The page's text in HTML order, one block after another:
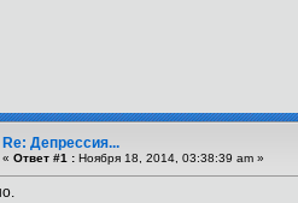
Re: Депрессия...
« Ответ #1 : Ноября 18, 2014, 03:38:39 am »